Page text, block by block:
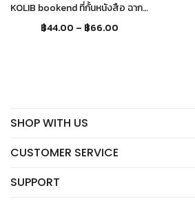
KOLIB bookend ที่กั้นหนังสือ ฉากกั้นหนังสือสีพาสเทล ฉากกั้นหนังสือ ที่คั่นหนังสือ
฿44.00 – ฿66.00
SHOP WITH US
CUSTOMER SERVICE
SUPPORT